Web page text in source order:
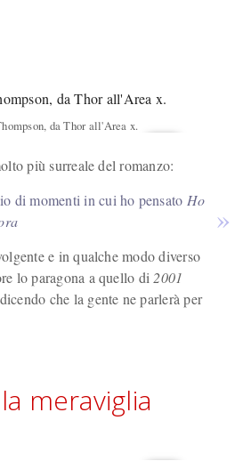
da Thor all'Area x.
più surreale del romanzo:
di momenti in cui ho pensato Ho
e in qualche modo diverso
lo paragona a quello di 2001
che la gente ne parlerà per
meraviglia